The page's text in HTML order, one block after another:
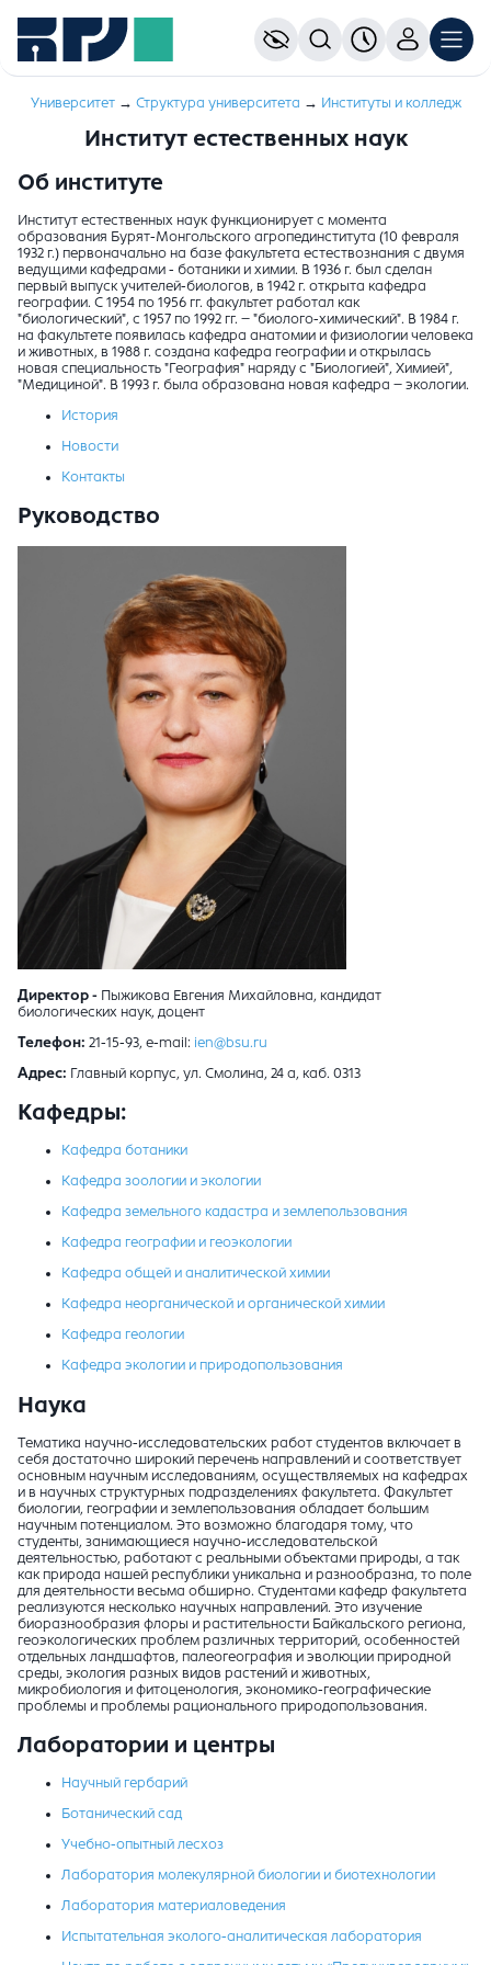
Университет→ Структура университета → Институты и колледж
Институт естественных наук
Об институте
Институт естественных наук функционирует с момента
образования Бурят-Монгольского агропединститута (10 февраля
1932 г.) первоначально на базе факультета естествознания с двумя
ведущими кафедрами - ботаники и химии. В 1936 г. был сделан
первый выпуск учителей-биологов, в 1942 г. открыта кафедра
географии. С 1954 по 1956 гг. факультет работал как
"биологический", с 1957 по 1992 гг. – "биолого-химический". В 1984 г.
на факультете появилась кафедра анатомии и физиологии человека
и животных, в 1988 г. создана кафедра географии и открылась
новая специальность "География" наряду с "Биологией", Химией",
"Медициной". В 1993 г. была образована новая кафедра – экологии.
История
Новости
Контакты
Руководство
Директор - Пыжикова Евгения Михайловна, кандидат
биологических наук, доцент
Телефон: 21-15-93, e-mail: ien@bsu.ru
Адрес: Главный корпус, ул. Смолина, 24 а, каб. 0313
Кафедры:
Кафедра ботаники
Кафедра зоологии и экологии
Кафедра земельного кадастра и землепользования
Кафедра географии и геоэкологии
Кафедра общей и аналитической химии
Кафедра неорганической и органической химии
Кафедра геологии
Кафедра экологии и природопользования
Наука
Тематика научно-исследовательских работ студентов включает в
себя достаточно широкий перечень направлений и соответствует
основным научным исследованиям, осуществляемых на кафедрах
и в научных структурных подразделениях факультета. Факультет
биологии, географии и землепользования обладает большим
научным потенциалом. Это возможно благодаря тому, что
студенты, занимающиеся научно-исследовательской
деятельностью, работают с реальными объектами природы, а так
как природа нашей республики уникальна и разнообразна, то поле
для деятельности весьма обширно. Студентами кафедр факультета
реализуются несколько научных направлений. Это изучение
биоразнообразия флоры и растительности Байкальского региона,
геоэкологических проблем различных территорий, особенностей
отдельных ландшафтов, палеогеография и эволюции природной
среды, экология разных видов растений и животных,
микробиология и фитоценология, экономико-географические
проблемы и проблемы рационального природопользования.
Лаборатории и центры
Научный гербарий
Ботанический сад
Учебно-опытный лесхоз
Лаборатория молекулярной биологии и биотехнологии
Лаборатория материаловедения
Испытательная эколого-аналитическая лаборатория